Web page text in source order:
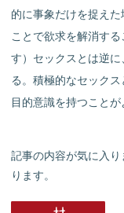
的に事象だけを捉え
ことで欲求を解消す
す）セックスとは逆
る。積極的なセック
目的意識を持つことが
記事の内容が気に入
ります。